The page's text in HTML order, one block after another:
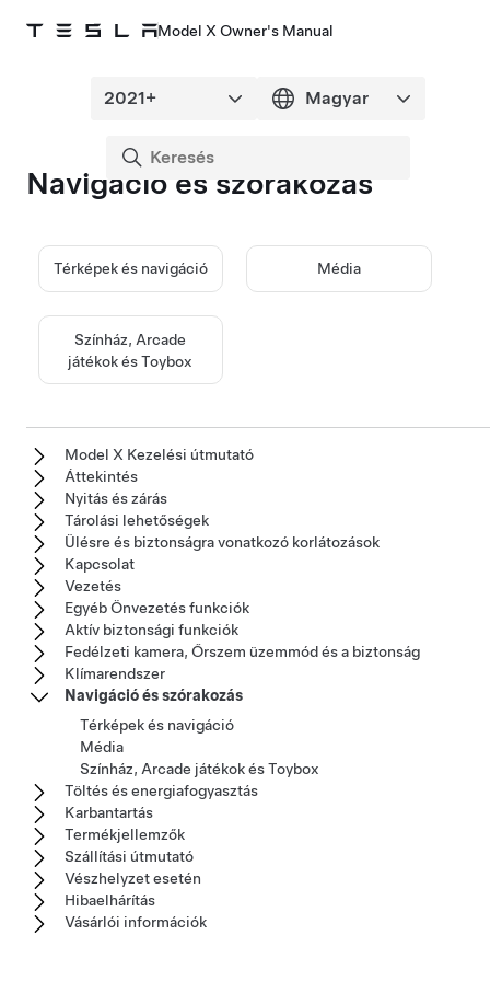
Model X Owner's Manual
Navigáció és szórakozás
Térképek és navigáció Média
Színház, Arcade
játékok és Toybox
Model X Kezelési útmutató
Áttekintés
Nyitás és zárás
Tárolási lehetőségek
Ülésre és biztonságra vonatkozó korlátozások
Kapcsolat
Vezetés
Egyéb Önvezetés funkciók
Aktív biztonsági funkciók
Fedélzeti kamera, Őrszem üzemmód és a biztonság
Klímarendszer
Navigáció és szórakozás
Térképek és navigáció
Média
Színház, Arcade játékok és Toybox
Töltés és energiafogyasztás
Karbantartás
Termékjellemzők
Szállítási útmutató
Vészhelyzet esetén
Hibaelhárítás
Vásárlói információk